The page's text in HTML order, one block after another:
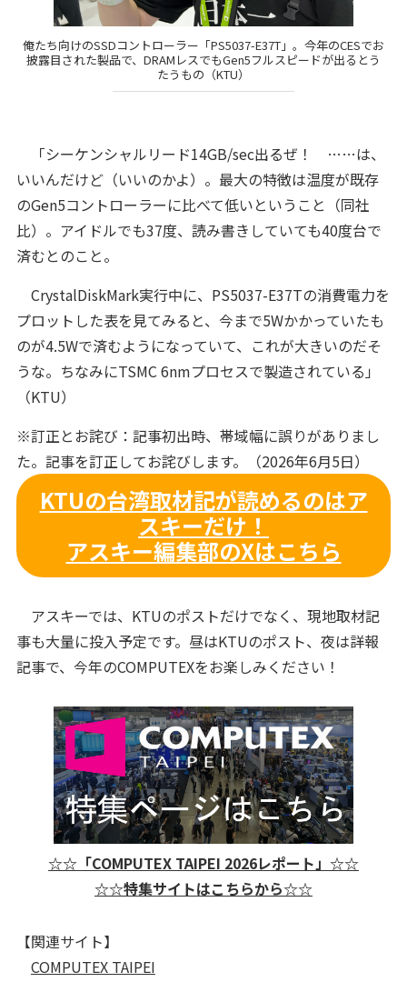
俺たち向けのSSDコントローラー「PS5037-E37T」。今年のCESでお
披露目された製品で、DRAMレスでもGen5フルスピードが出るとう
たうもの（KTU）
「シーケンシャルリード14GB/sec出るぜ！ ……は、
いいんだけど（いいのかよ）。最大の特徴は温度が既存
のGen5コントローラーに比べて低いということ（同社
比）。アイドルでも37度、読み書きしていても40度台で
済むとのこと。
CrystalDiskMark実行中に、PS5037-E37Tの消費電力を
プロットした表を見てみると、今まで5Wかかっていたも
のが4.5Wで済むようになっていて、これが大きいのだそ
うな。ちなみにTSMC 6nmプロセスで製造されている」
（KTU）
※訂正とお詫び：記事初出時、帯域幅に誤りがありまし
た。記事を訂正してお詫びします。（2026年6月5日）
KTUの台湾取材記が読めるのはア
スキーだけ！
アスキー編集部のXはこちら
アスキーでは、KTUのポストだけでなく、現地取材記
事も大量に投入予定です。昼はKTUのポスト、夜は詳報
記事で、今年のCOMPUTEXをお楽しみください！
☆☆「COMPUTEX TAIPEI 2026レポート」☆☆
☆☆特集サイトはこちらから☆☆
【関連サイト】
COMPUTEX TAIPEI